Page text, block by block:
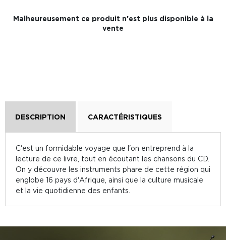
Malheureusement ce produit n'est plus disponible à la
vente
DESCRIPTION CARACTÉRISTIQUES
C'est un formidable voyage que l'on entreprend à la
lecture de ce livre, tout en écoutant les chansons du CD.
On y découvre les instruments phare de cette région qui
englobe 16 pays d'Afrique, ainsi que la culture musicale
et la vie quotidienne des enfants.